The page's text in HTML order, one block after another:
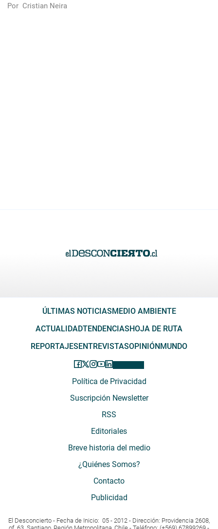
Por Cristian Neira
ÚLTIMAS NOTICIASMEDIO AMBIENTE
ACTUALIDADTENDENCIASHOJA DE RUTA
REPORTAJESENTREVISTASOPINIÓNMUNDO
Política de Privacidad
Suscripción Newsletter
RSS
Editoriales
Breve historia del medio
¿Quiénes Somos?
Contacto
Publicidad
El Desconcierto - Fecha de Inicio: 05 - 2012 - Dirección: Providencia 2608,